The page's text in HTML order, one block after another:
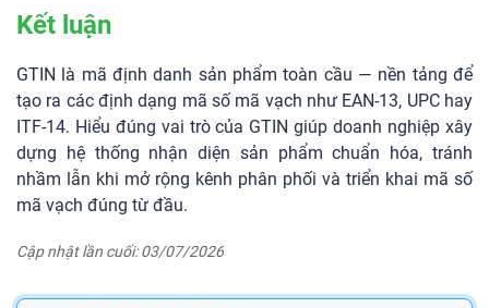
Kết luận
GTIN là mã định danh sản phẩm toàn cầu — nền tảng để
tạo ra các định dạng mã số mã vạch như EAN-13, UPC hay
ITF-14. Hiểu đúng vai trò của GTIN giúp doanh nghiệp xây
dựng hệ thống nhận diện sản phẩm chuẩn hóa, tránh
nhầm lẫn khi mở rộng kênh phân phối và triển khai mã số
mã vạch đúng từ đầu.
Cập nhật lần cuối: 03/07/2026